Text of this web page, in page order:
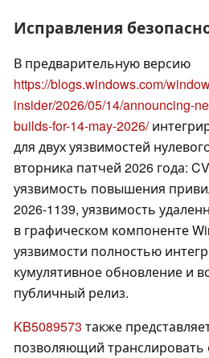
Исправления
В предварительную версию
https://blogs.windows.com/
insider/2026/05/14/announcing-
builds-for-14-may-2026/
для двух уязвимостей
вторника патчей 2026 года:
уязвимость повышения
2026-1139, уязвимость
в графическом компоненте
уязвимости полностью
кумулятивное обновление и
публичный релиз.
KB5089573 также
позволяющий транслировать